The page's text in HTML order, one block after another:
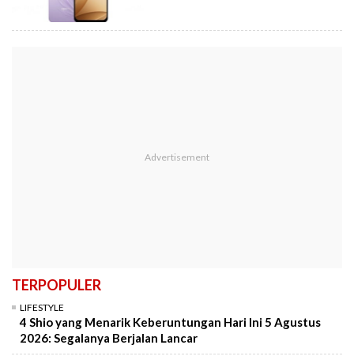
TERPOPULER
LIFESTYLE
4 Shio yang Menarik Keberuntungan Hari Ini 5 Agustus
2026: Segalanya Berjalan Lancar